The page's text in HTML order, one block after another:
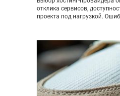
отклика сервисов,
проекта под нагрузкой.